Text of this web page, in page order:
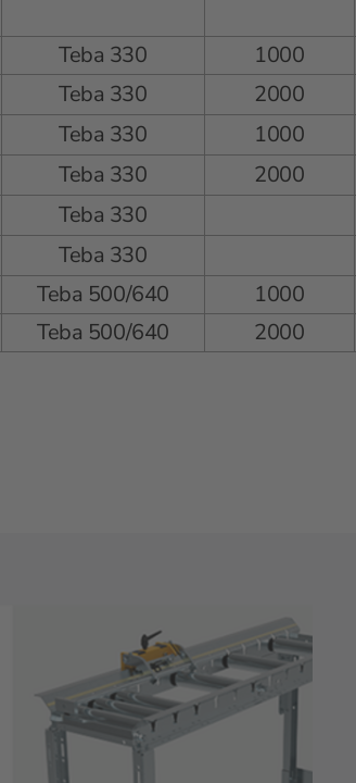
Teba 330 1000
Teba 330 2000
Teba 330 1000
Teba 330 2000
Teba 330
Teba 330
Teba 500/640 1000
Teba 500/640 2000